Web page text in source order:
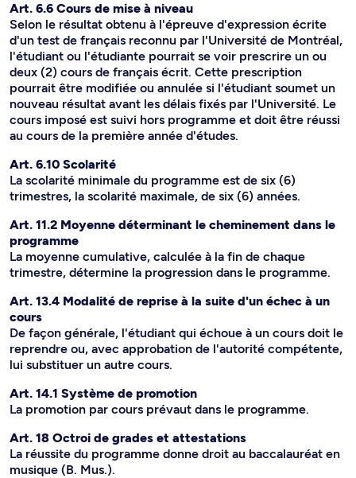
Art. 6.6 Cours de mise à niveau
Selon le résultat obtenu à l'épreuve d'expression écrite
d'un test de français reconnu par l'Université de Montréal,
l'étudiant ou l'étudiante pourrait se voir prescrire un ou
deux (2) cours de français écrit. Cette prescription
pourrait être modifiée ou annulée si l'étudiant soumet un
nouveau résultat avant les délais fixés par l'Université. Le
cours imposé est suivi hors programme et doit être réussi
au cours de la première année d'études.
Art. 6.10 Scolarité
La scolarité minimale du programme est de six (6)
trimestres, la scolarité maximale, de six (6) années.
Art. 11.2 Moyenne déterminant le cheminement dans le
programme
La moyenne cumulative, calculée à la fin de chaque
trimestre, détermine la progression dans le programme.
Art. 13.4 Modalité de reprise à la suite d'un échec à un
cours
De façon générale, l'étudiant qui échoue à un cours doit le
reprendre ou, avec approbation de l'autorité compétente,
lui substituer un autre cours.
Art. 14.1 Système de promotion
La promotion par cours prévaut dans le programme.
Art. 18 Octroi de grades et attestations
La réussite du programme donne droit au baccalauréat en
musique (B. Mus.).